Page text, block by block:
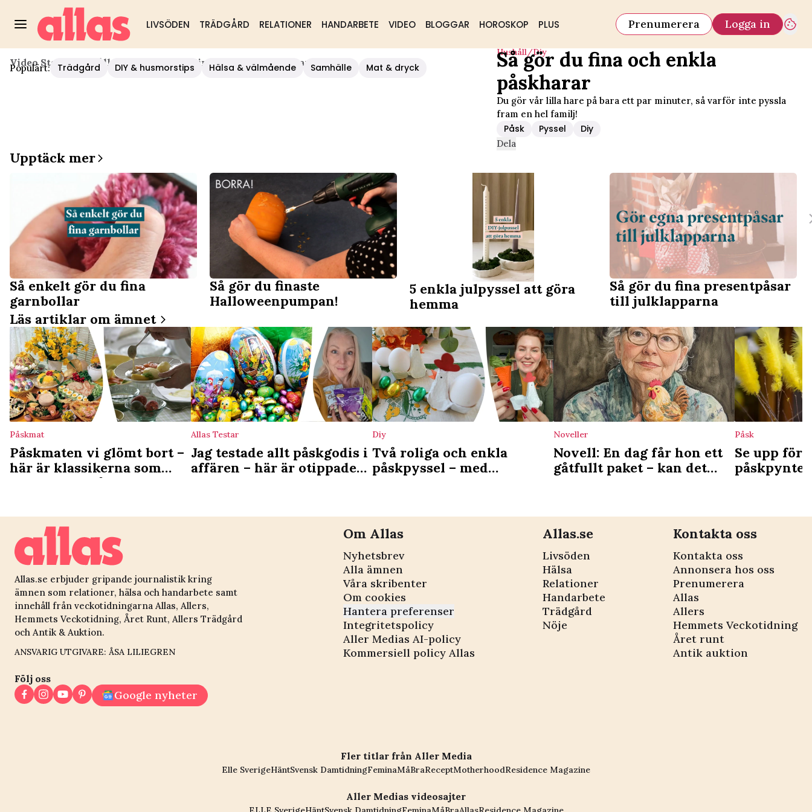
LIVSÖDEN TRÄDGÅRD RELATIONER HANDARBETE VIDEO BLOGGAR HOROSKOP PLUS Prenumerera Logga in
Populärt: Trädgård DIY & husmorstips Hälsa & välmående Samhälle Mat & dryck
Video Start / Hushåll/diy/Så Gör Du Fina Och Enkla Påskharar
Hushåll/diy
Så gör du fina och enkla
påskharar
Du gör vår lilla hare på bara ett par minuter, så varför inte pyssla
fram en hel familj!
Påsk Pyssel Diy
Dela
Upptäck mer
Så enkelt gör du fina
garnbollar
Så gör du finaste
Halloweenpumpan!
5 enkla julpyssel att göra
hemma
Så gör du fina presentpåsar
till julklapparna
Läs artiklar om ämnet
Påskmat
Påskmaten vi glömt bort –
här är klassikerna som
försvunnit från
Allas Testar
Jag testade allt påskgodis i
affären – här är otippade
Diy
Två roliga och enkla
påskpyssel – med
Noveller
Novell: En dag får hon ett
gåtfullt paket – kan det
Påsk
Se upp för
Allas.se erbjuder gripande journalistik kring
ämnen som relationer, hälsa och handarbete samt
innehåll från veckotidningarna Allas, Allers,
Hemmets Veckotidning, Året Runt, Allers Trädgård
och Antik & Auktion.
ANSVARIG UTGIVARE: ÅSA LILIEGREN
Följ oss
Google nyheter
Om Allas
Nyhetsbrev
Alla ämnen
Våra skribenter
Om cookies
Hantera preferenser
Integritetspolicy
Aller Medias AI-policy
Kommersiell policy Allas
Allas.se
Livsöden
Hälsa
Relationer
Handarbete
Trädgård
Nöje
Kontakta oss
Kontakta oss
Annonsera hos oss
Prenumerera
Allas
Allers
Hemmets Veckotidning
Året runt
Antik auktion
Fler titlar från Aller Media
Elle SverigeHäntSvensk DamtidningFeminaMåBraReceptMotherhoodResidence Magazine
Aller Medias videosajter